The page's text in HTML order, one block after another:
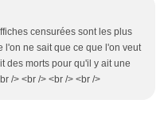
censurées sont les plus
l'on ne sait que ce que l'on veut
des morts pour qu'il y ait une
/> <br /> <br /> <br />